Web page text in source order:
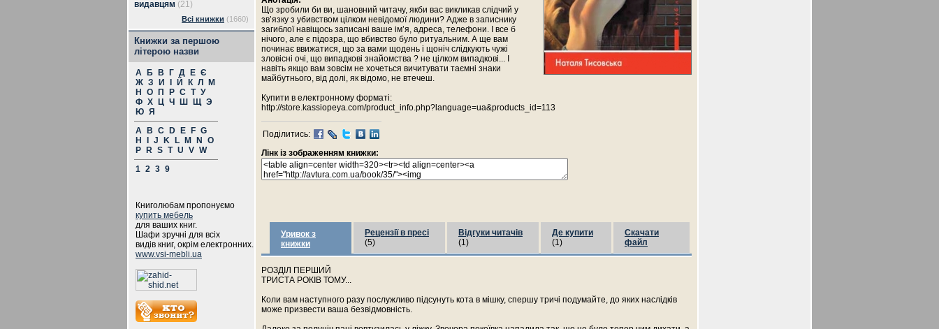
видавцям (21)
Всі книжки (1660)
Книжки за першою
літерою назви
А Б В Г Д Е Є
Ж З И Й К Л
М
Н
О П Р С Т У
Ф Х Ц Ч Ш Щ Э
Ю Я
A
B C D E F G
H
J K L M N
O
P
R S T U V W
1 2 3 9
Книголюбам пропонуємо
купить мебель
для ваших книг.
Шафи зручні для всіх
видів книг, окрім електронних.
www.vsi-mebli.ua
Що зробили би ви, шановний читачу, якби вас викликав слідчий у
зв’язку з убивством цілком невідомої людини? Адже в записнику
загиблої навіщось записані ваше ім’я, адреса, телефони. І все б
нічого, але є підозра, що вбивство було ритуальним. А ще вам
починає ввижатися, що за вами щодень і щоніч слідкують чужі
зловісні очі, що випадкові знайомства ? не цілком випадкові... І
навіть якщо вам зовсім не хочеться вичитувати таємні знаки
майбутнього, від долі, як відомо, не втечеш.
Купити в електронному форматі:
http://store.kassiopeya.com/product_info.php?language=ua&products_id=113
Поділитись:
Лінк із зображенням книжки:
Уривок з
книжки
Рецензії в пресі
(5)
Відгуки читачів
(1)
Де купити
(1)
Скачати
файл
РОЗДІЛ ПЕРШИЙ
ТРИСТА РОКІВ ТОМУ...
Коли вам наступного разу послужливо підсунуть кота в мішку, спершу тричі подумайте, до яких наслідків
може призвести ваша безвідмовність.